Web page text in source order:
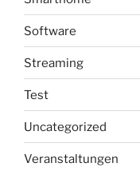
Software
Streaming
Test
Uncategorized
Veranstaltungen